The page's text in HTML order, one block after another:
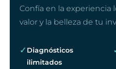
Confía en la experiencia
valor y la belleza de tu
✓ Diagnósticos
ilimitados